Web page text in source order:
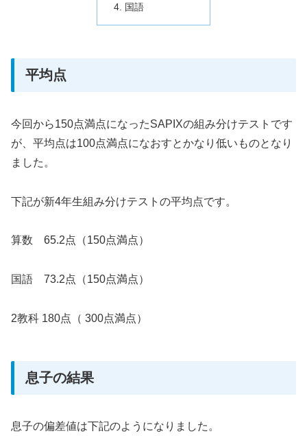
国語
平均点
今回から150点満点になったSAPIXの組み分けテストです
が、平均点は100点満点になおすとかなり低いものとなり
ました。
下記が新4年生組み分けテストの平均点です。
算数 65.2点（150点満点）
国語 73.2点（150点満点）
2教科 180点（ 300点満点）
息子の結果
息子の偏差値は下記のようになりました。